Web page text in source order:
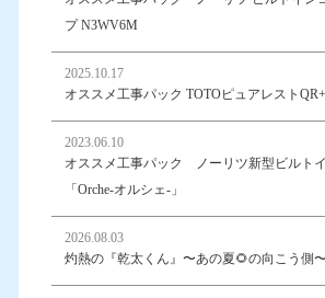
プ N3WV6M
2025.10.17
オススメ工事パック TOTOピュアレスト
2023.06.10
オススメ工事パック ノーリツ新型ビルト
「Orche-オルシェ-」
2026.08.03
灼熱の『乾太くん』〜あの夏🌻の向こう側